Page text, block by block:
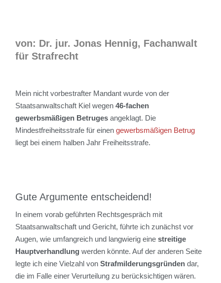
von: Dr. jur. Jonas Hennig, Fachanwalt
für Strafrecht
Mein nicht vorbestrafter Mandant wurde von der
Staatsanwaltschaft Kiel wegen46-fachen
gewerbsmäßigen Betruges angeklagt. Die
Mindestfreiheitsstrafe für einengewerbsmäßigen Betrug
liegt bei einem halben Jahr Freiheitsstrafe.
Gute Argumente entscheidend!
In einem vorab geführten Rechtsgespräch mit
Staatsanwaltschaft und Gericht, führte ich zunächst vor
Augen, wie umfangreich und langwierig einestreitige
Hauptverhandlung werden könnte. Auf der anderen Seite
legte ich eine Vielzahl vonStrafmilderungsgründen dar,
die im Falle einer Verurteilung zu berücksichtigen wären.